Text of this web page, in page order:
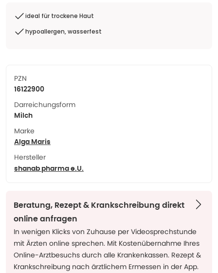
ideal für trockene Haut
hypoallergen, wasserfest
PZN
16122900
Darreichungsform
Milch
Marke
Alga Maris
Hersteller
shanab pharma e.U.
Beratung, Rezept & Krankschreibung direkt
online anfragen
In wenigen Klicks von Zuhause per Videosprechstunde
mit Ärzten online sprechen. Mit Kostenübernahme Ihres
Online-Arztbesuchs durch alle Krankenkassen. Rezept &
Krankschreibung nach ärztlichem Ermessen in der App.